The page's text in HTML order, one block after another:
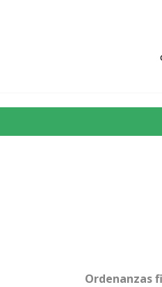
Ordenanzas